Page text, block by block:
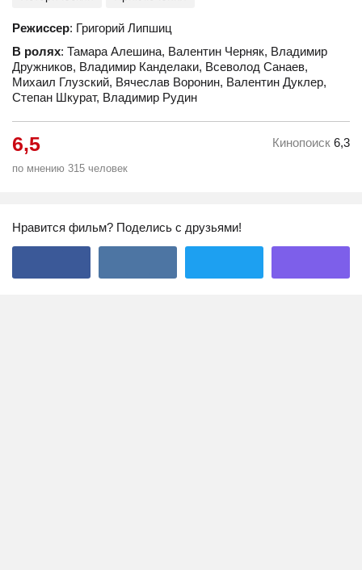
Режиссер: Григорий Липшиц
В ролях: Тамара Алешина, Валентин Черняк, Владимир
Дружников, Владимир Канделаки, Всеволод Санаев,
Михаил Глузский, Вячеслав Воронин, Валентин Дуклер,
Степан Шкурат, Владимир Рудин
6,5
по мнению 315 человек
Кинопоиск 6,3
Нравится фильм? Поделись с друзьями!